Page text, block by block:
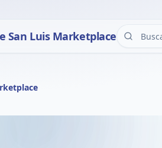
San Luis Marketplace